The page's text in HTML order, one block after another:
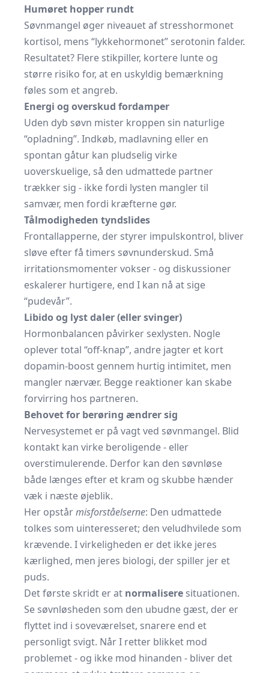
Humøret hopper rundt
Søvnmangel øger niveauet af stresshormonet
kortisol, mens “lykkehormonet” serotonin falder.
Resultatet? Flere stikpiller, kortere lunte og
større risiko for, at en uskyldig bemærkning
føles som et angreb.
Energi og overskud fordamper
Uden dyb søvn mister kroppen sin naturlige
“opladning”. Indkøb, madlavning eller en
spontan gåtur kan pludselig virke
uoverskuelige, så den udmattede partner
trækker sig - ikke fordi lysten mangler til
samvær, men fordi kræfterne gør.
Tålmodigheden tyndslides
Frontallapperne, der styrer impulskontrol, bliver
sløve efter få timers søvnunderskud. Små
irritationsmomenter vokser - og diskussioner
eskalerer hurtigere, end I kan nå at sige
“pudevår”.
Libido og lyst daler (eller svinger)
Hormonbalancen påvirker sexlysten. Nogle
oplever total “off-knap”, andre jagter et kort
dopamin-boost gennem hurtig intimitet, men
mangler nærvær. Begge reaktioner kan skabe
forvirring hos partneren.
Behovet for berøring ændrer sig
Nervesystemet er på vagt ved søvnmangel. Blid
kontakt kan virke beroligende - eller
overstimulerende. Derfor kan den søvnløse
både længes efter et kram og skubbe hænder
væk i næste øjeblik.
Her opstårmisforståelserne: Den udmattede
tolkes som uinteresseret; den veludhvilede som
krævende. I virkeligheden er det ikke jeres
kærlighed, men jeres biologi, der spiller jer et
puds.
Det første skridt er at normalisere situationen.
Se søvnløsheden som den ubudne gæst, der er
flyttet ind i soveværelset, snarere end et
personligt svigt. Når I retter blikket mod
problemet - og ikke mod hinanden - bliver det